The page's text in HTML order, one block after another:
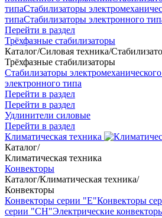
типаСтабилизаторы
типаСтабилизаторы электронного
Перейти в раздел
Трёхфазные стабилизаторы
Каталог/Силовая техника/
Трёхфазные стабилизаторы
Стабилизаторы
электронного типа
Перейти в раздел
Перейти в раздел
Удлинители силовые
Перейти в раздел
Климатическая техника
Каталог/
Климатическая техника
Конвекторы
Каталог/Климатическая техника/
Конвекторы
Конвекторы серии "Е"Конвекторы
серии "СН"Электрические